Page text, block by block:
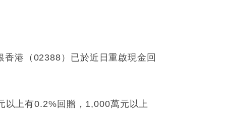
港（02388）已於近日重啟現金回
以上有0.2%回贈，1,000萬元以上